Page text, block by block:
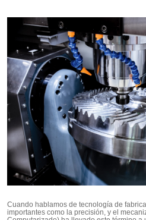
Cuando hablamos de tecnología de
importantes como la precisión, y el